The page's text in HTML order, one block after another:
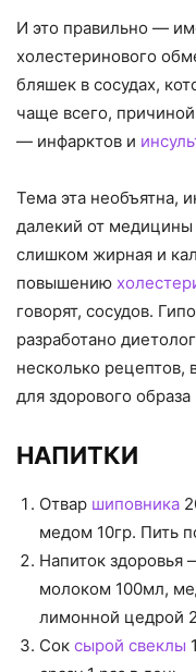
И это правильно —
холестеринового
бляшек в сосудах,
чаще всего,
— инфарктов и
Тема эта необъятна,
далекий от медицины
слишком жирная и
повышению
говорят, сосудов.
разработано
несколько
для здорового образа
НАПИТКИ
Отвар шиповника
медом 10гр. Пить
Напиток
молоком 100мл,
лимонной цедрой
Сок сырой свеклы